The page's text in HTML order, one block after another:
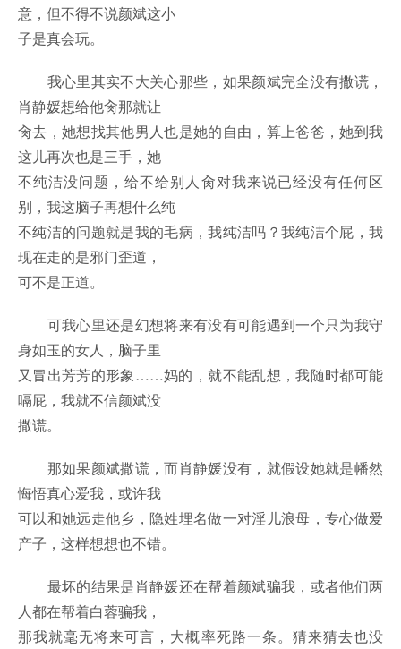
意，但不得不说颜斌这小
子是真会玩。
我心里其实不大关心那些，如果颜斌完全没有撒谎，
肖静媛想给他肏那就让
肏去，她想找其他男人也是她的自由，算上爸爸，她到我
这儿再次也是三手，她
不纯洁没问题，给不给别人肏对我来说已经没有任何区
别，我这脑子再想什么纯
不纯洁的问题就是我的毛病，我纯洁吗？我纯洁个屁，我
现在走的是邪门歪道，
可不是正道。
可我心里还是幻想将来有没有可能遇到一个只为我守
身如玉的女人，脑子里
又冒出芳芳的形象……妈的，就不能乱想，我随时都可能
嗝屁，我就不信颜斌没
撒谎。
那如果颜斌撒谎，而肖静媛没有，就假设她就是幡然
悔悟真心爱我，或许我
可以和她远走他乡，隐姓埋名做一对淫儿浪母，专心做爱
产子，这样想想也不错。
最坏的结果是肖静媛还在帮着颜斌骗我，或者他们两
人都在帮着白蓉骗我，
那我就毫无将来可言，大概率死路一条。猜来猜去也没